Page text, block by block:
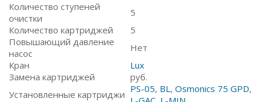
Количество ступеней
очистки
5
Количество картриджей
5
Повышающий давление
насос
Нет
Кран
Lux
Замена картриджей
руб.
Установленные картриджи PS-05, BL, Osmonics 75 GPD,